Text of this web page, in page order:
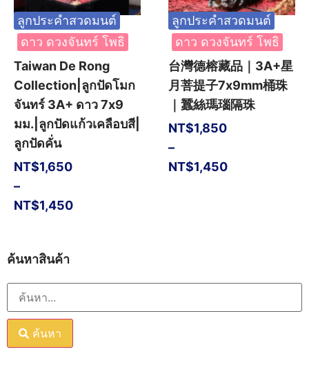
ค้นหาสินค้า
ค้นหา
ลูกประคำสวดมนต์
ดาว ดวงจันทร์ โพธิ
Taiwan De Rong
Collection|ลูกปัดโมก
จันทร์ 3A+ ดาว 7x9
มม.|ลูกปัดแก้วเคลือบสี|
ลูกปัดคั่น
NT$1,450
–
NT$1,650
ลูกประคำสวดมนต์
ดาว ดวงจันทร์ โพธิ
台灣德榕藏品｜3A+星
月菩提子7x9mm桶珠
｜蠶絲瑪瑙隔珠
NT$1,450
–
NT$1,850